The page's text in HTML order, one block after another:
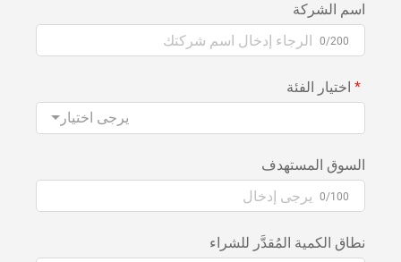
اسم الشركة
0/200
اختيار الفئة
يرجى اختيار
السوق المستهدف
0/100
نطاق الكمية المُقدَّر للشراء